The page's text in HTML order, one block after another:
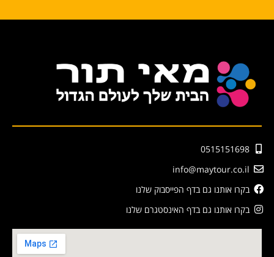
0515151698
info@maytour.co.il
בקרו אותנו גם בדף הפייסבוק שלנו
בקרו אותנו גם בדף האינסטגרם שלנו